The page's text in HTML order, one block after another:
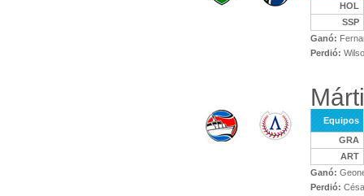
HOL
SSP
Ganó:
Perdió:
Equipos
GRA
ART
Ganó:
Perdió: